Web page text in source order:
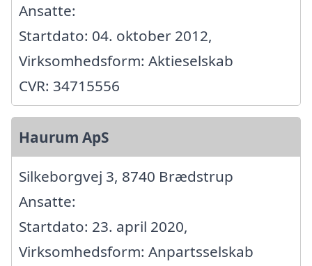
Ansatte:
Startdato: 04. oktober 2012,
Virksomhedsform: Aktieselskab
CVR: 34715556
Haurum ApS
Silkeborgvej 3, 8740 Brædstrup
Ansatte:
Startdato: 23. april 2020,
Virksomhedsform: Anpartsselskab